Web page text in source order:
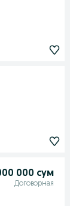
000 сум
Договорная